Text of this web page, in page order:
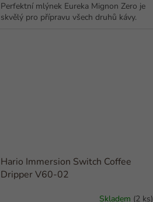
Perfektní mlýnek Eureka Mignon Zero je
skvělý pro přípravu všech druhů kávy.
Hario Immersion Switch Coffee
Dripper V60-02
Skladem (2 ks)